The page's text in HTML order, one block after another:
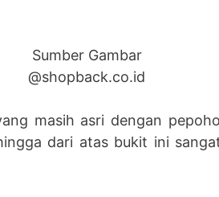
Sumber Gambar
@shopback.co.id
masih asri dengan
dari atas bukit ini